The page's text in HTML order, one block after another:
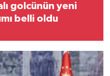
golcünün yeni
belli oldu